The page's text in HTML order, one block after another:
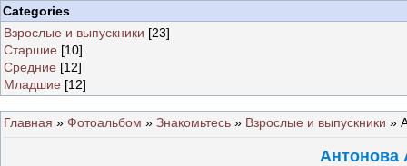
Categories
Взрослые и выпускники [23]
Старшие [10]
Средние [12]
Младшие [12]
Главная » Фотоальбом » Знакомьтесь » Взрослые и выпускники »
Антонова